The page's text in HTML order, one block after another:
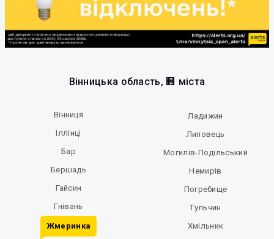
Вінницька область, 🏢 міста
Вінниця
Іллінці
Бар
Бершадь
Гайсин
Гнівань
Жмеринка
Ладижин
Липовець
Могилів-Подільський
Немирів
Погребище
Тульчин
Хмільник